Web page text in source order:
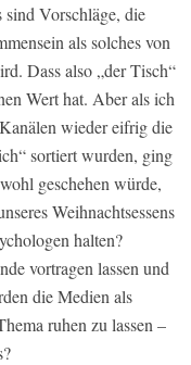
Vorschläge, die
als solches von
Dass also „der Tisch“
Wert hat. Aber als ich
wieder eifrig die
sortiert wurden, ging
geschehen würde,
Weihnachtsessens
halten?
vortragen lassen und
die Medien als
ruhen zu lassen –